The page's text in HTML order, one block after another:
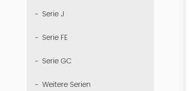
Serie J
Serie FE
Serie GC
Weitere Serien